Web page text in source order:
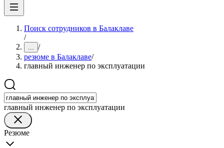
Поиск сотрудников в Балаклаве
/
... /
резюме в Балаклаве/
главный инженер по эксплуатации
главный инженер по эксплуатации
Резюме